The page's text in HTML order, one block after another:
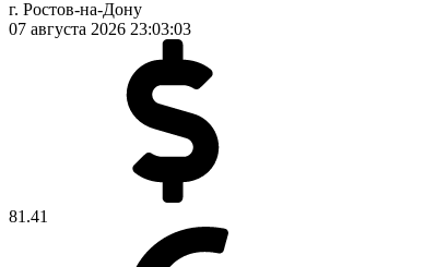
г. Ростов-на-Дону
07 августа 2026 23:03:03
81.41